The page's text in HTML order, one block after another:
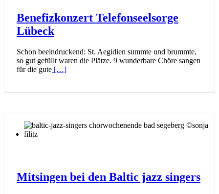
Benefizkonzert Telefonseelsorge
Lübeck
Schon beeindruckend: St. Aegidien summte und brummte,
so gut gefüllt waren die Plätze. 9 wunderbare Chöre sangen
für die gute […]
Mitsingen bei den Baltic jazz singers